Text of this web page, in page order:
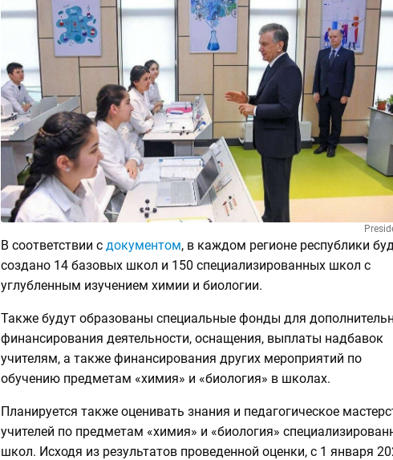
В соответствии с документом, в каждом регионе республики
создано 14 базовых школ и 150 специализированных школ с
углубленным изучением химии и биологии.
Также будут образованы специальные фонды для
финансирования деятельности, оснащения, выплаты надбавок
учителям, а также финансирования других мероприятий по
обучению предметам «химия» и «биология» в школах.
Планируется также оценивать знания и педагогическое
учителей по предметам «химия» и «биология»
школ. Исходя из результатов проведенной оценки, с 1 января